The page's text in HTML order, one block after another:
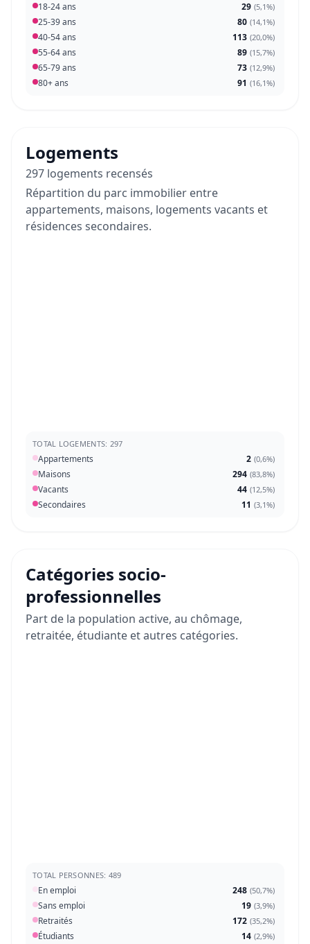
18-24 ans 29 (5,1%)
25-39 ans 80 (14,1%)
40-54 ans 113 (20,0%)
55-64 ans 89 (15,7%)
65-79 ans 73 (12,9%)
80+ ans 91 (16,1%)
Logements
297 logements recensés
Répartition du parc immobilier entre
appartements, maisons, logements vacants et
résidences secondaires.
TOTAL LOGEMENTS: 297
Appartements 2 (0,6%)
Maisons 294 (83,8%)
Vacants 44 (12,5%)
Secondaires 11 (3,1%)
Catégories socio-
professionnelles
Part de la population active, au chômage,
retraitée, étudiante et autres catégories.
TOTAL PERSONNES: 489
En emploi 248 (50,7%)
Sans emploi 19 (3,9%)
Retraités 172 (35,2%)
Étudiants 14 (2,9%)